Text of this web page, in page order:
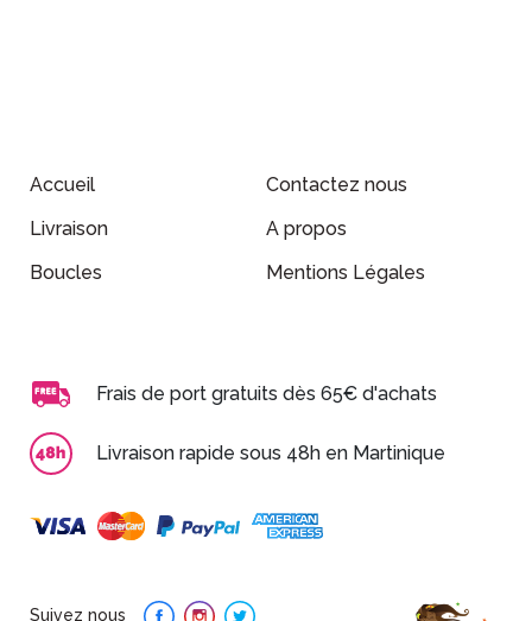
Accueil
Contactez nous
Livraison
A propos
Boucles
Mentions Légales
Frais de port gratuits dès 65€ d'achats
Livraison rapide sous 48h en Martinique
Suivez nous